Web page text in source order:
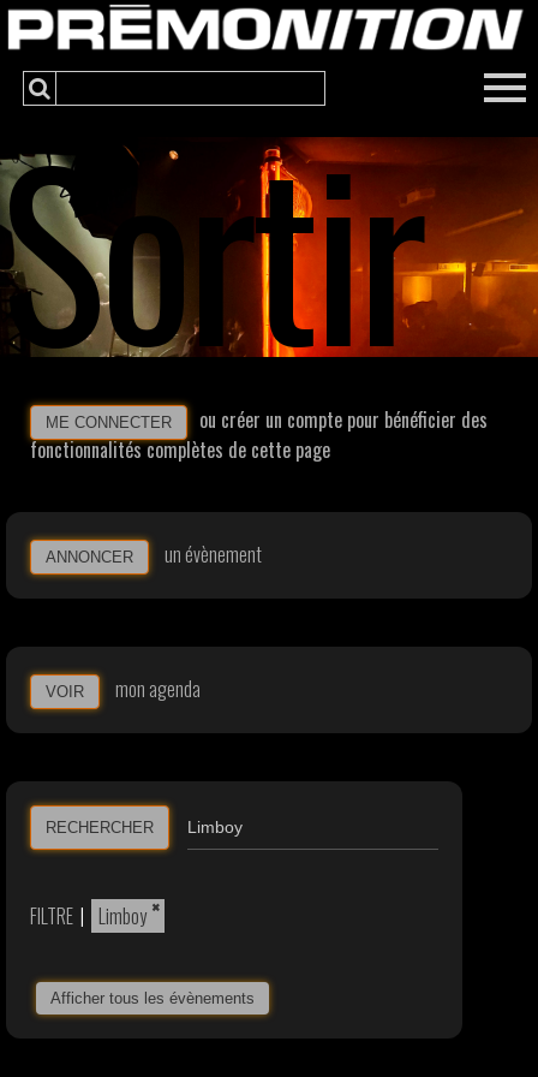
Sortir
ME CONNECTER
ou créer un compte pour bénéficier des
fonctionnalités complètes de cette page
ANNONCER un évènement
VOIR mon agenda
RECHERCHER
FILTRE | ×
Limboy
Afficher tous les évènements